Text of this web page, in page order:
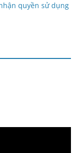
quyền sử dụng